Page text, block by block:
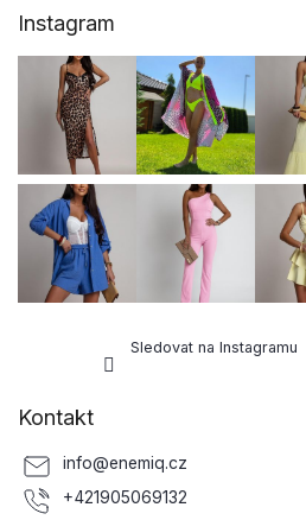
Instagram
Sledovat na Instagramu
Kontakt
info@enemiq.cz
+421905069132